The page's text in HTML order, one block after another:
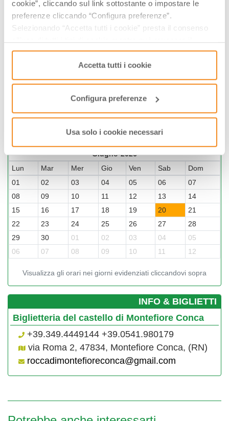
cookie”, cliccando sul link sottostante o impostare le
preferenze cliccando “Configura preferenze”.
Selezionando “Accetta tutti i cookie” presta il consenso
consenso cliccando su “Usa solo i cookie necessari” e
saranno attivati i soli cookie tecnici necessari al corretto
funzionamento del sito.
Accetta tutti i cookie
Configura preferenze
Usa solo i cookie necessari
Via Roma, 3, 47834, Montefiore Conca, (RN)
A PARTIRE DA 10.00 €
GIORNI & ORARI
Giugno-2026
Lun
Mar Mer Gio Ven Sab
Dom
01
02 03 04 05 06
07
08
09 10 11 12 13
14
15
16 17 18 19 20
21
22
23 24 25 26 27
28
29
30 01 02 03 04
05
06
07 08 09 10 11 12
Visualizza gli orari nei giorni evidenziati cliccandovi sopra
­INFO & BIGLIETTI
Biglietteria del castello di Montefiore Conca
+39.349.4449144 +39.0541.980179
via Roma 2, 47834, Montefiore Conca, (RN)
roccadimontefioreconca@gmail.com